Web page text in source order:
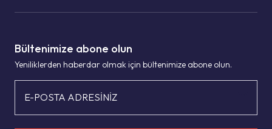
Bültenimize abone olun
Yeniliklerden haberdar olmak için bültenimize abone olun.
E-POSTA ADRESİNİZ